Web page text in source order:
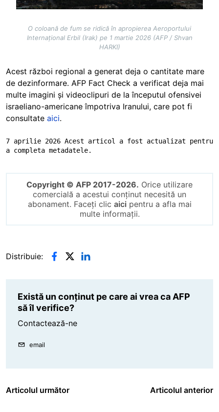
O coloană de fum se ridică în apropierea Aeroportului
Internațional Erbil (Irak) pe 1 martie 2026 (AFP / Shvan
HARKI)
Acest război regional a generat deja o cantitate mare
de dezinformare. AFP Fact Check a verificat deja mai
multe imagini și videoclipuri de la începutul ofensivei
israeliano-americane împotriva Iranului, care pot fi
consultate aici.
7 aprilie 2026 Acest articol a fost actualizat pentru
a completa metadatele.
Copyright © AFP 2017-2026. Orice utilizare
comercială a acestui conținut necesită un
abonament. Faceți clic aici pentru a afla mai
multe informații.
Distribuie:
Există un conținut pe care ai vrea ca AFP
să îl verifice?
Contactează-ne
email
Articolul următor Articolul anterior